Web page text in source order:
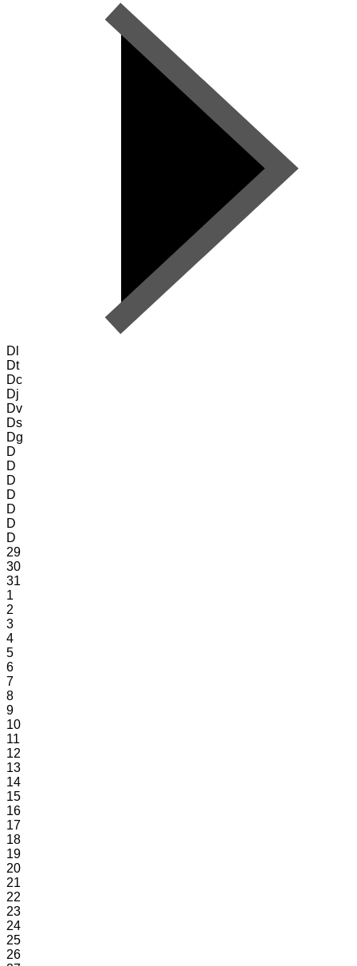
Dl
Dt
Dc
Dj
Dv
Ds
Dg
D
D
D
D
D
D
D
29
30
31
1
2
3
4
5
6
7
8
9
10
11
12
13
14
15
16
17
18
19
20
21
22
23
24
25
26